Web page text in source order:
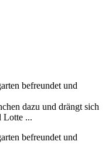
befreundet und
dazu und drängt sich
Lotte ...
befreundet und